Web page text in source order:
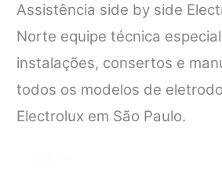
Assistência side by side
Norte equipe técnica
instalações, consertos e
todos os modelos de
Electrolux em São Paulo.